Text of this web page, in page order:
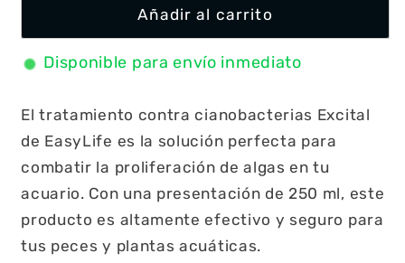
Añadir al carrito
Disponible para envío inmediato
El tratamiento contra cianobacterias Excital
de EasyLife es la solución perfecta para
combatir la proliferación de algas en tu
acuario. Con una presentación de 250 ml, este
producto es altamente efectivo y seguro para
tus peces y plantas acuáticas.